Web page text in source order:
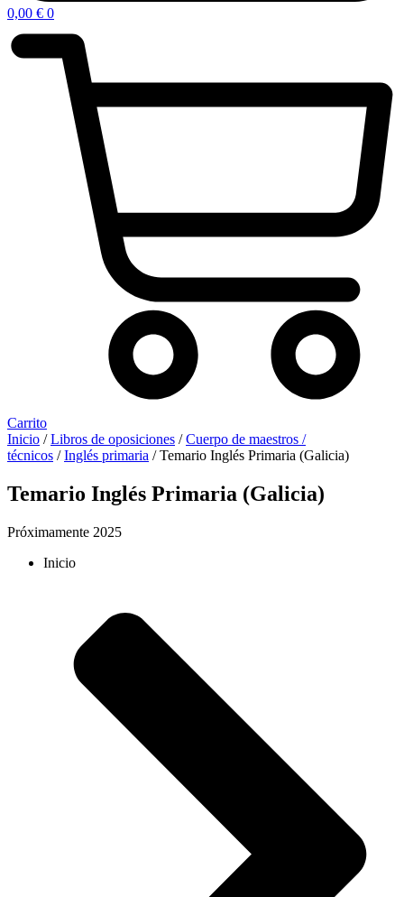
0,00 € 0
Carrito
Inicio /Libros de oposiciones /Cuerpo de maestros /
técnicos /Inglés primaria / Temario Inglés Primaria (Galicia)
Temario Inglés Primaria (Galicia)
Próximamente 2025
Inicio